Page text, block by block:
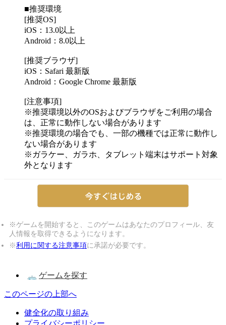
■推奨環境
[推奨OS]
iOS：13.0以上
Android：8.0以上
[推奨ブラウザ]
iOS：Safari 最新版
Android：Google Chrome 最新版
[注意事項]
※推奨環境以外のOSおよびブラウザをご利用の場合
は、正常に動作しない場合があります
※推奨環境の場合でも、一部の機種では正常に動作し
ない場合があります
※ガラケー、ガラホ、タブレット端末はサポート対象
外となります
※ゲームを開始すると、このゲームはあなたのプロフィール、友
人情報を取得できるようになります。
※利用に関する注意事項に承諾が必要です。
ゲームを探す
このページの上部へ
健全化の取り組み
プライバシーポリシー